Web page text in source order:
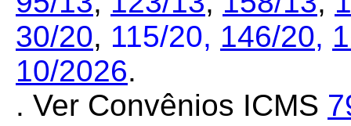
30/20, 115/20, 146/20,
10/2026.
. Ver Convênios ICMS